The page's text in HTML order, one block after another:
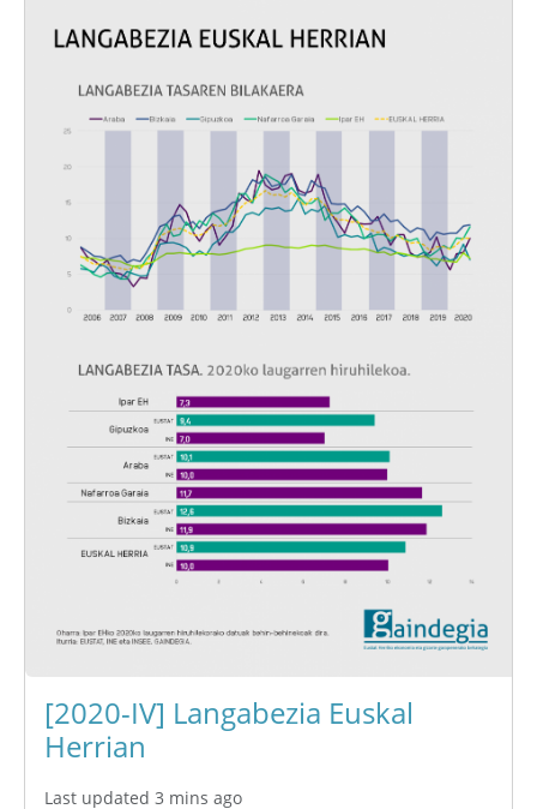
[2020-IV] Langabezia Euskal
Herrian
Last updated 3 mins ago